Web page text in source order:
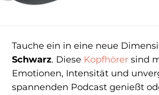
Tauche ein in eine neue
Schwarz. Diese Kopfhörer sind
Emotionen, Intensität und
spannenden Podcast genießt